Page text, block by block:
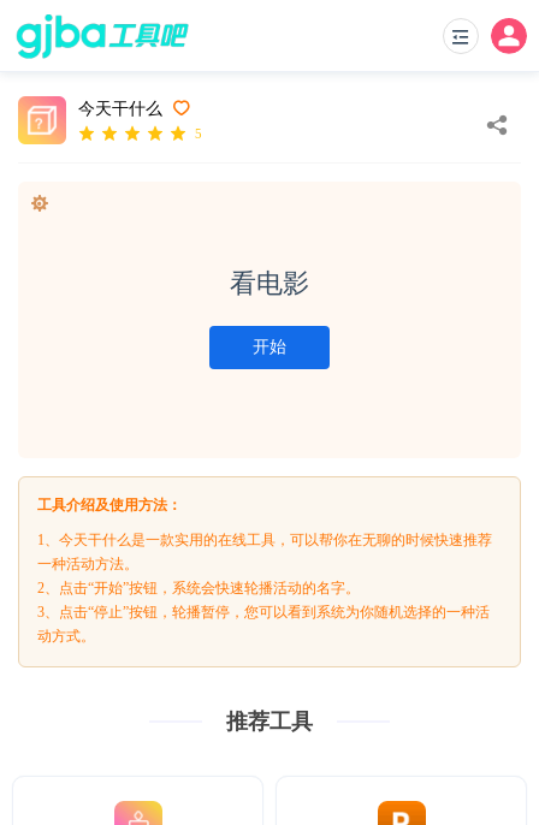
今天干什么
5
看电影
开始
工具介绍及使用方法：
1、今天干什么是一款实用的在线工具，可以帮你在无聊的时候快速推荐
一种活动方法。
2、点击“开始”按钮，系统会快速轮播活动的名字。
3、点击“停止”按钮，轮播暂停，您可以看到系统为你随机选择的一种活
动方式。
推荐工具